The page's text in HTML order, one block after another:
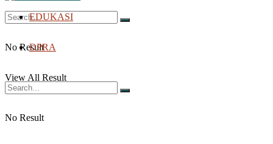
No Result
View All Result
EDUKASI
DPRA
No Result